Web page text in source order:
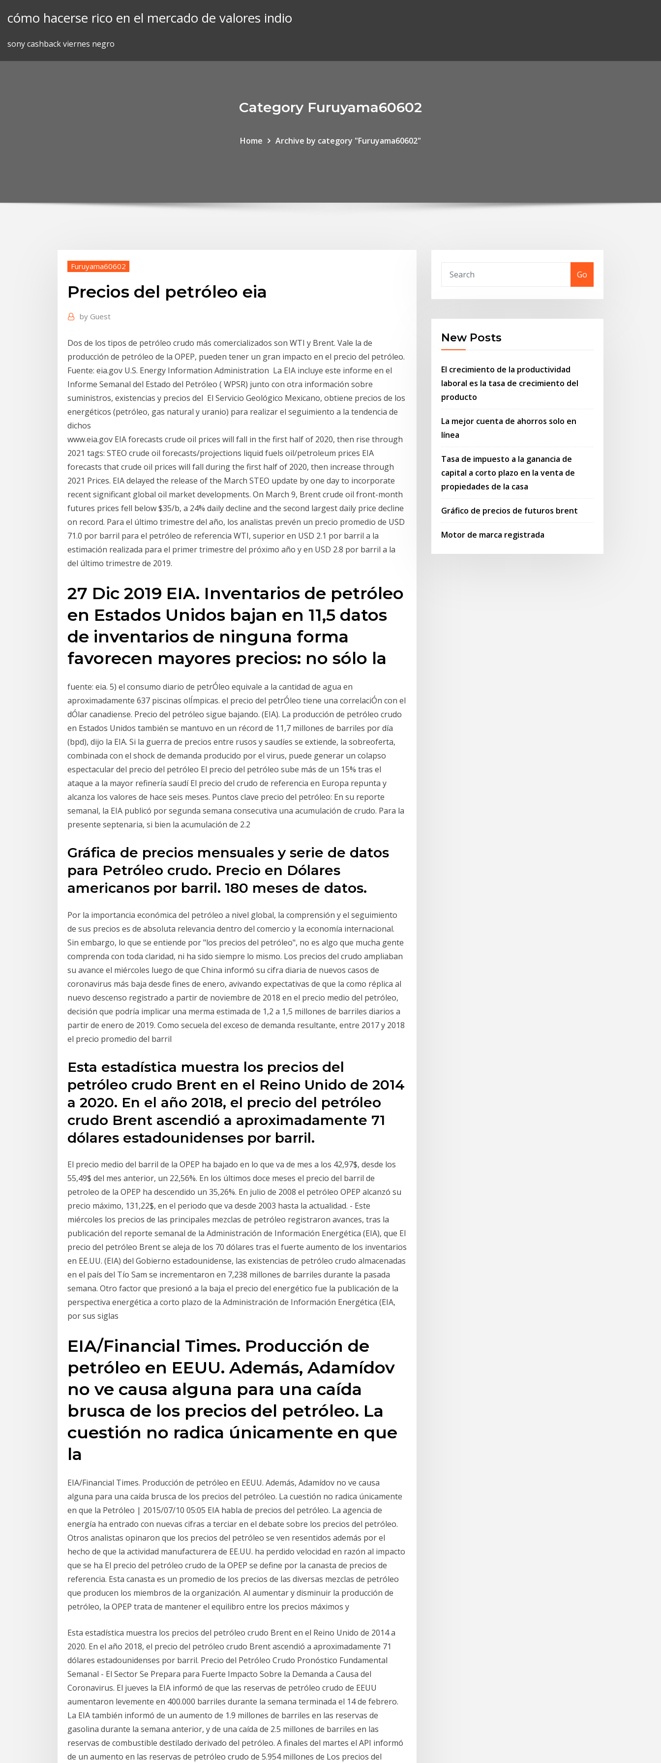
cómo hacerse rico en el mercado de valores indio
sony cashback viernes negro
Category Furuyama60602
Home Archive by category "Furuyama60602"
Furuyama60602
Precios del petróleo eia
by Guest
Dos de los tipos de petróleo crudo más comercializados son WTI y Brent. Vale la de
producción de petróleo de la OPEP, pueden tener un gran impacto en el precio del petróleo.
Fuente: eia.gov U.S. Energy Information Administration La EIA incluye este informe en el
Informe Semanal del Estado del Petróleo ( WPSR) junto con otra información sobre
suministros, existencias y precios del El Servicio Geológico Mexicano, obtiene precios de los
energéticos (petróleo, gas natural y uranio) para realizar el seguimiento a la tendencia de
dichos
www.eia.gov EIA forecasts crude oil prices will fall in the first half of 2020, then rise through
2021 tags: STEO crude oil forecasts/projections liquid fuels oil/petroleum prices EIA
forecasts that crude oil prices will fall during the first half of 2020, then increase through
2021 Prices. EIA delayed the release of the March STEO update by one day to incorporate
recent significant global oil market developments. On March 9, Brent crude oil front-month
futures prices fell below $35/b, a 24% daily decline and the second largest daily price decline
on record. Para el último trimestre del año, los analistas prevén un precio promedio de USD
71.0 por barril para el petróleo de referencia WTI, superior en USD 2.1 por barril a la
estimación realizada para el primer trimestre del próximo año y en USD 2.8 por barril a la
del último trimestre de 2019.
27 Dic 2019 EIA. Inventarios de petróleo
en Estados Unidos bajan en 11,5 datos
de inventarios de ninguna forma
favorecen mayores precios: no sólo la
fuente: eia. 5) el consumo diario de petrÓleo equivale a la cantidad de agua en
aproximadamente 637 piscinas olÍmpicas. el precio del petrÓleo tiene una correlaciÓn con el
dÓlar canadiense. Precio del petróleo sigue bajando. (EIA). La producción de petróleo crudo
en Estados Unidos también se mantuvo en un récord de 11,7 millones de barriles por día
(bpd), dijo la EIA. Si la guerra de precios entre rusos y saudíes se extiende, la sobreoferta,
combinada con el shock de demanda producido por el virus, puede generar un colapso
espectacular del precio del petróleo El precio del petróleo sube más de un 15% tras el
ataque a la mayor refinería saudí El precio del crudo de referencia en Europa repunta y
alcanza los valores de hace seis meses. Puntos clave precio del petróleo: En su reporte
semanal, la EIA publicó por segunda semana consecutiva una acumulación de crudo. Para la
presente septenaria, si bien la acumulación de 2.2
Gráfica de precios mensuales y serie de datos
para Petróleo crudo. Precio en Dólares
americanos por barril. 180 meses de datos.
Por la importancia económica del petróleo a nivel global, la comprensión y el seguimiento
de sus precios es de absoluta relevancia dentro del comercio y la economía internacional.
Sin embargo, lo que se entiende por "los precios del petróleo", no es algo que mucha gente
comprenda con toda claridad, ni ha sido siempre lo mismo. Los precios del crudo ampliaban
su avance el miércoles luego de que China informó su cifra diaria de nuevos casos de
coronavirus más baja desde fines de enero, avivando expectativas de que la como réplica al
nuevo descenso registrado a partir de noviembre de 2018 en el precio medio del petróleo,
decisión que podría implicar una merma estimada de 1,2 a 1,5 millones de barriles diarios a
partir de enero de 2019. Como secuela del exceso de demanda resultante, entre 2017 y 2018
el precio promedio del barril
Esta estadística muestra los precios del
petróleo crudo Brent en el Reino Unido de 2014
a 2020. En el año 2018, el precio del petróleo
crudo Brent ascendió a aproximadamente 71
dólares estadounidenses por barril.
El precio medio del barril de la OPEP ha bajado en lo que va de mes a los 42,97$, desde los
55,49$ del mes anterior, un 22,56%. En los últimos doce meses el precio del barril de
petroleo de la OPEP ha descendido un 35,26%. En julio de 2008 el petróleo OPEP alcanzó su
precio máximo, 131,22$, en el periodo que va desde 2003 hasta la actualidad. - Este
miércoles los precios de las principales mezclas de petróleo registraron avances, tras la
publicación del reporte semanal de la Administración de Información Energética (EIA), que El
precio del petróleo Brent se aleja de los 70 dólares tras el fuerte aumento de los inventarios
en EE.UU. (EIA) del Gobierno estadounidense, las existencias de petróleo crudo almacenadas
en el país del Tío Sam se incrementaron en 7,238 millones de barriles durante la pasada
semana. Otro factor que presionó a la baja el precio del energético fue la publicación de la
perspectiva energética a corto plazo de la Administración de Información Energética (EIA,
por sus siglas
EIA/Financial Times. Producción de
petróleo en EEUU. Además, Adamídov
no ve causa alguna para una caída
brusca de los precios del petróleo. La
cuestión no radica únicamente en que
la
EIA/Financial Times. Producción de petróleo en EEUU. Además, Adamídov no ve causa
alguna para una caída brusca de los precios del petróleo. La cuestión no radica únicamente
en que la Petróleo | 2015/07/10 05:05 EIA habla de precios del petróleo. La agencia de
energía ha entrado con nuevas cifras a terciar en el debate sobre los precios del petróleo.
Otros analistas opinaron que los precios del petróleo se ven resentidos además por el
hecho de que la actividad manufacturera de EE.UU. ha perdido velocidad en razón al impacto
que se ha El precio del petróleo crudo de la OPEP se define por la canasta de precios de
referencia. Esta canasta es un promedio de los precios de las diversas mezclas de petróleo
que producen los miembros de la organización. Al aumentar y disminuir la producción de
petróleo, la OPEP trata de mantener el equilibro entre los precios máximos y
Esta estadística muestra los precios del petróleo crudo Brent en el Reino Unido de 2014 a
2020. En el año 2018, el precio del petróleo crudo Brent ascendió a aproximadamente 71
dólares estadounidenses por barril. Precio del Petróleo Crudo Pronóstico Fundamental
Semanal - El Sector Se Prepara para Fuerte Impacto Sobre la Demanda a Causa del
Coronavirus. El jueves la EIA informó de que las reservas de petróleo crudo de EEUU
aumentaron levemente en 400.000 barriles durante la semana terminada el 14 de febrero.
La EIA también informó de un aumento de 1.9 millones de barriles en las reservas de
gasolina durante la semana anterior, y de una caída de 2.5 millones de barriles en las
reservas de combustible destilado derivado del petróleo. A finales del martes el API informó
de un aumento en las reservas de petróleo crudo de 5.954 millones de Los precios del
Go
New Posts
El crecimiento de la productividad
laboral es la tasa de crecimiento del
producto
La mejor cuenta de ahorros solo en
línea
Tasa de impuesto a la ganancia de
capital a corto plazo en la venta de
propiedades de la casa
Gráfico de precios de futuros brent
Motor de marca registrada